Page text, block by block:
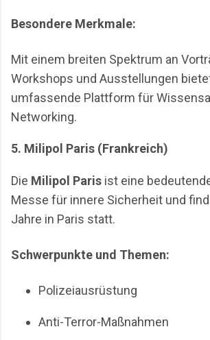
Besondere Merkmale:
Mit einem breiten Spektrum an
Workshops und Ausstellungen
umfassende Plattform für
Networking.
5. Milipol Paris (Frankreich)
Die Milipol Paris ist eine
Messe für innere Sicherheit und
Jahre in Paris statt.
Schwerpunkte und Themen:
Polizeiausrüstung
Anti-Terror-Maßnahmen